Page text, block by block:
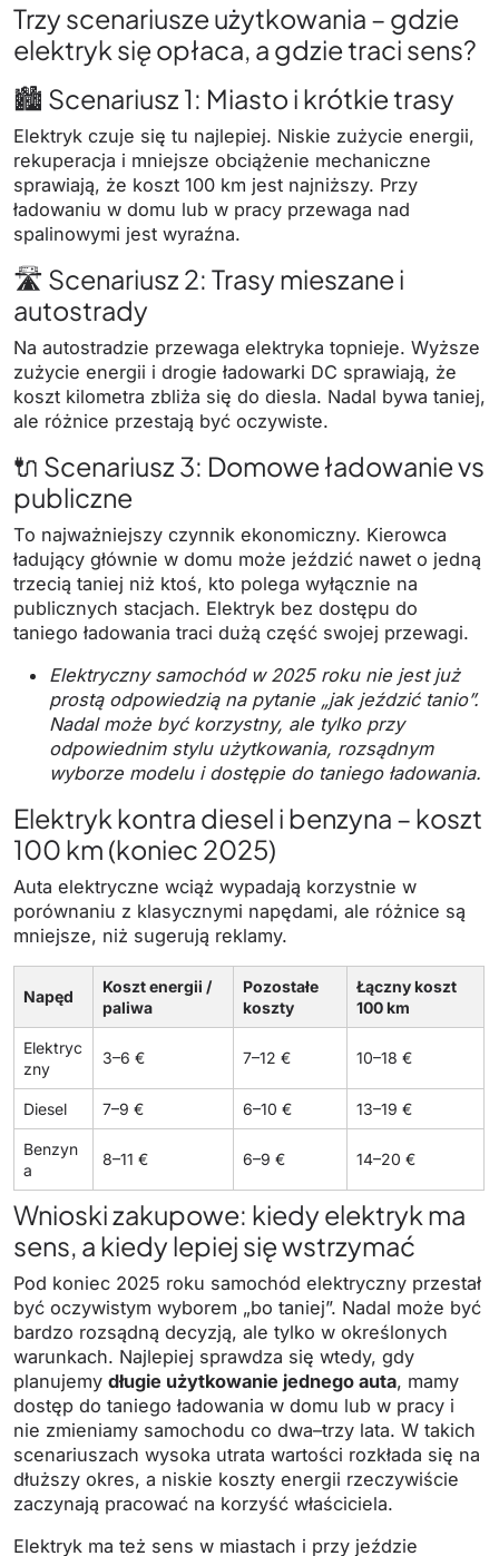
Trzy scenariusze użytkowania – gdzie
elektryk się opłaca, a gdzie traci sens?
🏙️ Scenariusz 1: Miasto i krótkie trasy
Elektryk czuje się tu najlepiej. Niskie zużycie energii,
rekuperacja i mniejsze obciążenie mechaniczne
sprawiają, że koszt 100 km jest najniższy. Przy
ładowaniu w domu lub w pracy przewaga nad
spalinowymi jest wyraźna.
🛣️ Scenariusz 2: Trasy mieszane i
autostrady
Na autostradzie przewaga elektryka topnieje. Wyższe
zużycie energii i drogie ładowarki DC sprawiają, że
koszt kilometra zbliża się do diesla. Nadal bywa taniej,
ale różnice przestają być oczywiste.
🔌 Scenariusz 3: Domowe ładowanie vs
publiczne
To najważniejszy czynnik ekonomiczny. Kierowca
ładujący głównie w domu może jeździć nawet o jedną
trzecią taniej niż ktoś, kto polega wyłącznie na
publicznych stacjach. Elektryk bez dostępu do
taniego ładowania traci dużą część swojej przewagi.
Elektryczny samochód w 2025 roku nie jest już
prostą odpowiedzią na pytanie „jak jeździć tanio”.
Nadal może być korzystny, ale tylko przy
odpowiednim stylu użytkowania, rozsądnym
wyborze modelu i dostępie do taniego ładowania.
Elektryk kontra diesel i benzyna – koszt
100 km (koniec 2025)
Auta elektryczne wciąż wypadają korzystnie w
porównaniu z klasycznymi napędami, ale różnice są
mniejsze, niż sugerują reklamy.
Napęd
Koszt energii /
paliwa
Pozostałe
koszty
Łączny koszt
100 km
Elektryc
zny
3–6 € 7–12 € 10–18 €
Diesel 7–9 € 6–10 € 13–19 €
Benzyn
a
8–11 € 6–9 € 14–20 €
Wnioski zakupowe: kiedy elektryk ma
sens, a kiedy lepiej się wstrzymać
Pod koniec 2025 roku samochód elektryczny przestał
być oczywistym wyborem „bo taniej”. Nadal może być
bardzo rozsądną decyzją, ale tylko w określonych
warunkach. Najlepiej sprawdza się wtedy, gdy
planujemy długie użytkowanie jednego auta, mamy
dostęp do taniego ładowania w domu lub w pracy i
nie zmieniamy samochodu co dwa–trzy lata. W takich
scenariuszach wysoka utrata wartości rozkłada się na
dłuższy okres, a niskie koszty energii rzeczywiście
zaczynają pracować na korzyść właściciela.
Elektryk ma też sens w miastach i przy jeździe